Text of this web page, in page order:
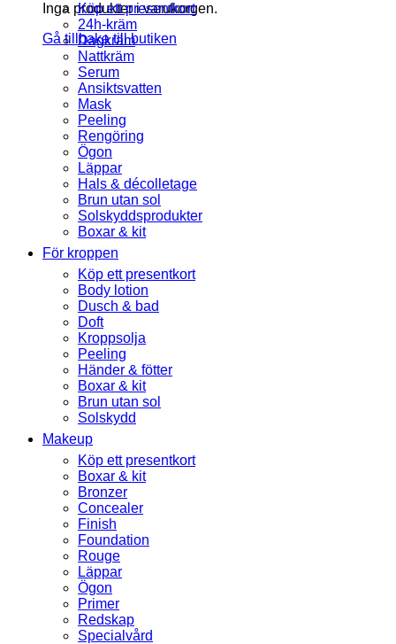
Inga produkter i varukorgen.
Gå tillbaka till butiken
Köp ett presentkort
24h-kräm
Dagkräm
Nattkräm
Serum
Ansiktsvatten
Mask
Peeling
Rengöring
Ögon
Läppar
Hals & décolletage
Brun utan sol
Solskyddsprodukter
Boxar & kit
För kroppen
Köp ett presentkort
Body lotion
Dusch & bad
Doft
Kroppsolja
Peeling
Händer & fötter
Boxar & kit
Brun utan sol
Solskydd
Makeup
Köp ett presentkort
Boxar & kit
Bronzer
Concealer
Finish
Foundation
Rouge
Läppar
Ögon
Primer
Redskap
Specialvård